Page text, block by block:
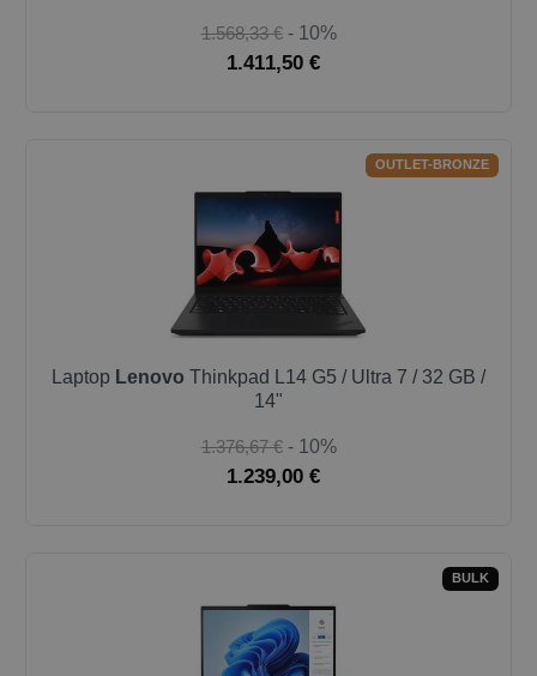
1.568,33 € - 10%
1.411,50 €
OUTLET-BRONZE
Laptop Lenovo Thinkpad L14 G5 / Ultra 7 / 32 GB /
14"
1.376,67 € - 10%
1.239,00 €
BULK